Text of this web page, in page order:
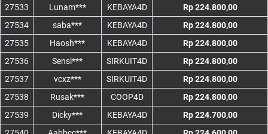
27533
Lunam*** KEBAYA4D
Rp 224.800,00
27534
saba*** KEBAYA4D
Rp 224.800,00
27535
Haosh*** KEBAYA4D
Rp 224.800,00
27536
Sensi*** SIRKUIT4D
Rp 224.800,00
27537
vcxz*** SIRKUIT4D
Rp 224.800,00
27538
Rusak*** COOP4D
Rp 224.800,00
27539
Dicky*** KEBAYA4D
Rp 224.700,00